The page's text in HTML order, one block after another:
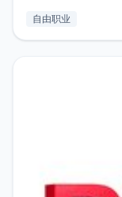
收入下降20%，
自由职业